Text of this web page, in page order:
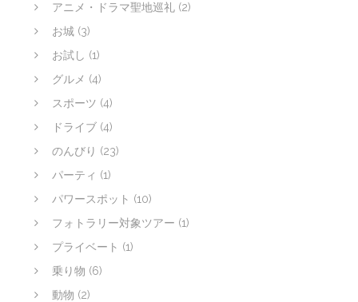
アニメ・ドラマ聖地巡礼 (2)
お城 (3)
お試し (1)
グルメ (4)
スポーツ (4)
ドライブ (4)
のんびり (23)
パーティ (1)
パワースポット (10)
フォトラリー対象ツアー (1)
プライベート (1)
乗り物 (6)
動物 (2)